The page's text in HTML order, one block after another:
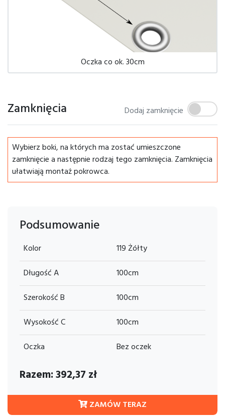
Oczka co ok. 30cm
Zamknięcia Dodaj zamknięcie
Wybierz boki, na których ma zostać umieszczone
zamknięcie a następnie rodzaj tego zamknięcia. Zamknięcia
ułatwiają montaż pokrowca.
Podsumowanie
Kolor
119 Żółty
Długość A
100cm
Szerokość B
100cm
Wysokość C
100cm
Oczka
Bez oczek
Razem:392,37 zł
ZAMÓW TERAZ